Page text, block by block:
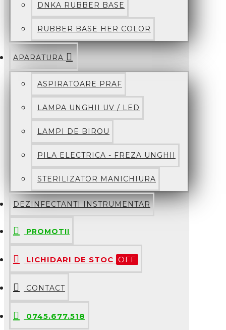
DNKA RUBBER BASE
RUBBER BASE HER COLOR
APARATURA
ASPIRATOARE PRAF
LAMPA UNGHII UV / LED
LAMPI DE BIROU
PILA ELECTRICA - FREZA UNGHII
STERILIZATOR MANICHIURA
DEZINFECTANTI INSTRUMENTAR
PROMOTII
LICHIDARI DE STOC OFF
CONTACT
0745.677.518